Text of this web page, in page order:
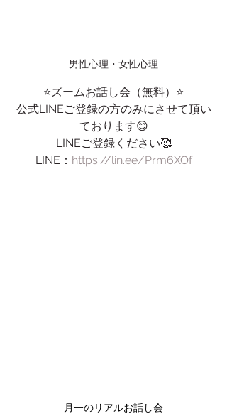
男性心理・女性心理
⭐️ズームお話し会（無料）⭐️
公式LINEご登録の方のみにさせて頂い
ております😊
LINEご登録ください🥰
LINE： https://lin.ee/Prm6XOf
月一のリアルお話し会